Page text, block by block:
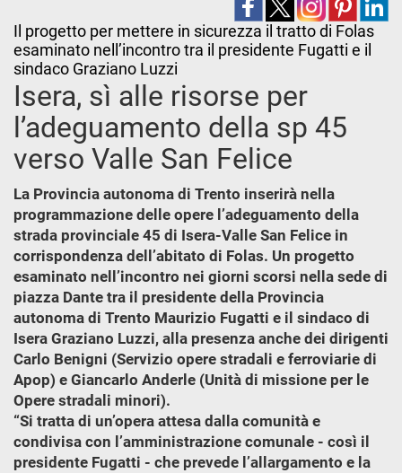
Il progetto per mettere in sicurezza il tratto di Folas
esaminato nell’incontro tra il presidente Fugatti e il
sindaco Graziano Luzzi
Isera, sì alle risorse per
l’adeguamento della sp 45
verso Valle San Felice
La Provincia autonoma di Trento inserirà nella
programmazione delle opere l’adeguamento della
strada provinciale 45 di Isera-Valle San Felice in
corrispondenza dell’abitato di Folas. Un progetto
esaminato nell’incontro nei giorni scorsi nella sede di
piazza Dante tra il presidente della Provincia
autonoma di Trento Maurizio Fugatti e il sindaco di
Isera Graziano Luzzi, alla presenza anche dei dirigenti
Carlo Benigni (Servizio opere stradali e ferroviarie di
Apop) e Giancarlo Anderle (Unità di missione per le
Opere stradali minori).
“Si tratta di un’opera attesa dalla comunità e
condivisa con l’amministrazione comunale - così il
presidente Fugatti - che prevede l’allargamento e la